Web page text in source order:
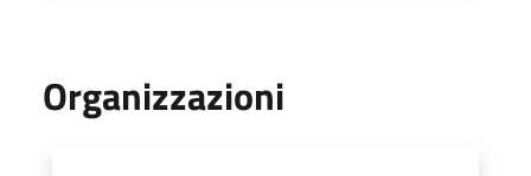
Organizzazioni